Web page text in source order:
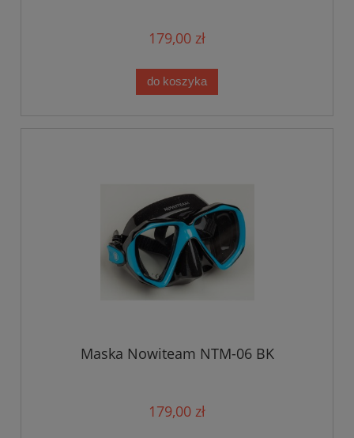
179,00 zł
do koszyka
Maska Nowiteam NTM-06 BK
179,00 zł